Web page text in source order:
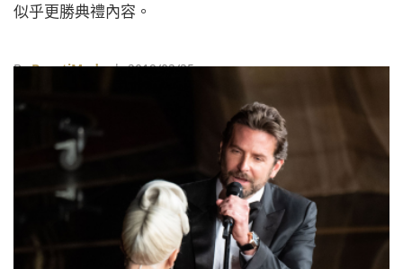
似乎更勝典禮內容。
ByBeautiMode| 2019/02/25